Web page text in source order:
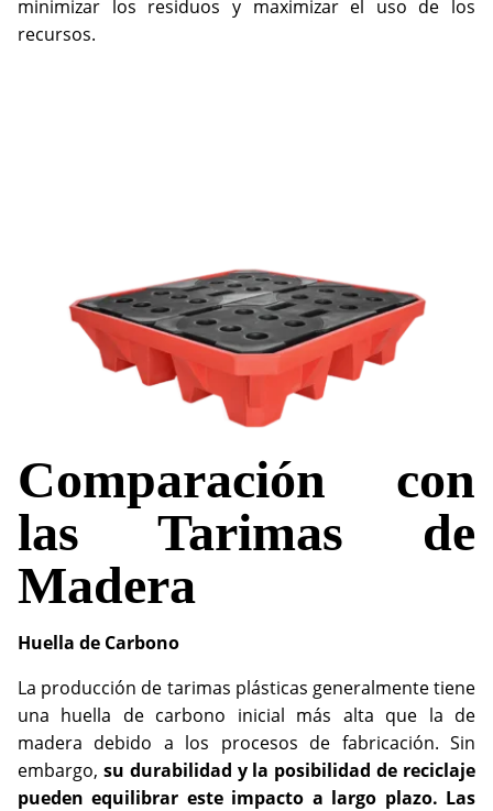
minimizar los residuos y maximizar el uso de los
recursos.
Comparación con
las Tarimas de
Madera
Huella de Carbono
La producción de tarimas plásticas generalmente tiene
una huella de carbono inicial más alta que la de
madera debido a los procesos de fabricación. Sin
embargo, su durabilidad y la posibilidad de reciclaje
pueden equilibrar este impacto a largo plazo. Las